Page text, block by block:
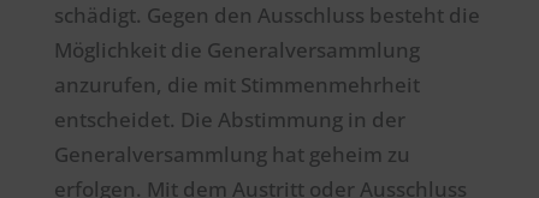
schädigt. Gegen den Ausschluss besteht die
Möglichkeit die Generalversammlung
anzurufen, die mit Stimmenmehrheit
entscheidet. Die Abstimmung in der
Generalversammlung hat geheim zu
erfolgen. Mit dem Austritt oder Ausschluss